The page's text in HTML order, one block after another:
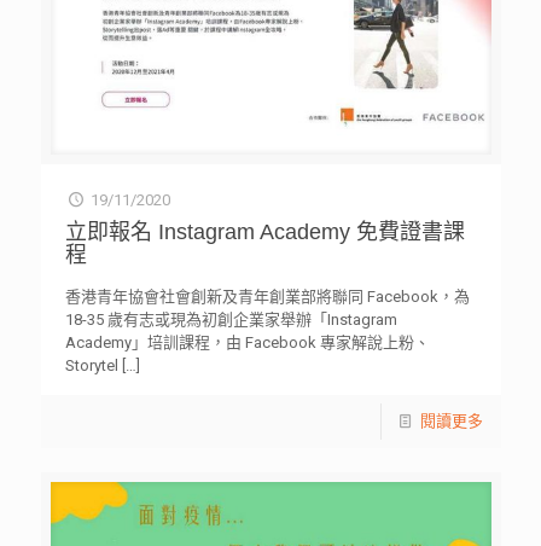
19/11/2020
立即報名 Instagram Academy 免費證書課
程
香港青年協會社會創新及青年創業部將聯同 Facebook，為
18-35 歲有志或現為初創企業家舉辦「Instagram
Academy」培訓課程，由 Facebook 專家解說上粉、
Storytel
[…]
閱讀更多